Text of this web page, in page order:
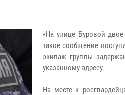
«На улице Буровой
такое сообщение
экипаж группы
указанному адресу.
На месте к